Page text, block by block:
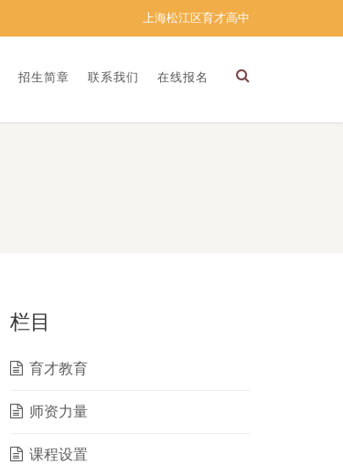
上海松江区育才高中
招生简章 联系我们 在线报名
栏目
育才教育
师资力量
课程设置